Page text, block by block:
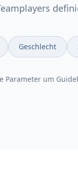
Geschlecht
Parameter um